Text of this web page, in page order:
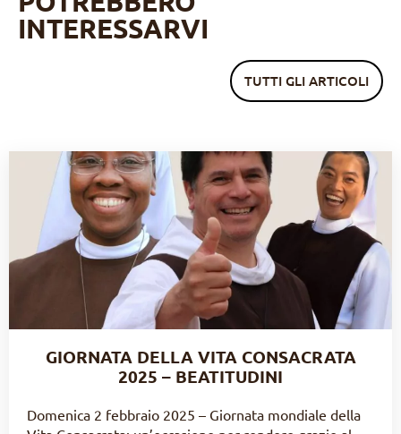
INTERESSARVI
TUTTI GLI ARTICOLI
GIORNATA DELLA VITA CONSACRATA
2025 – BEATITUDINI
Domenica 2 febbraio 2025 – Giornata mondiale della